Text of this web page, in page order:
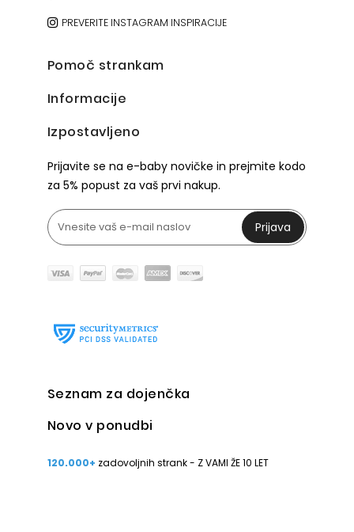
PREVERITE INSTAGRAM INSPIRACIJE
Pomoč strankam
Informacije
Izpostavljeno
Prijavite se na e-baby novičke in prejmite kodo
za 5% popust za vaš prvi nakup.
Prijava
Seznam za dojenčka
Novo v ponudbi
120.000+ zadovoljnih strank - Z VAMI ŽE 10 LET